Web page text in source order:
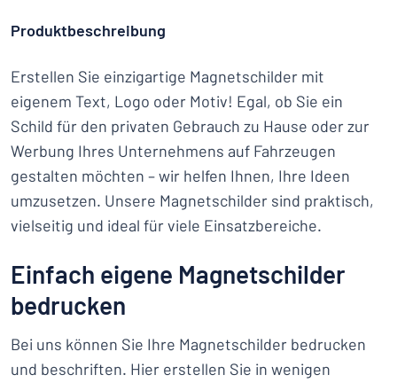
Produktbeschreibung
Erstellen Sie einzigartige Magnetschilder mit
eigenem Text, Logo oder Motiv! Egal, ob Sie ein
Schild für den privaten Gebrauch zu Hause oder zur
Werbung Ihres Unternehmens auf Fahrzeugen
gestalten möchten – wir helfen Ihnen, Ihre Ideen
umzusetzen. Unsere Magnetschilder sind praktisch,
vielseitig und ideal für viele Einsatzbereiche.
Einfach eigene Magnetschilder
bedrucken
Bei uns können Sie Ihre Magnetschilder bedrucken
und beschriften. Hier erstellen Sie in wenigen